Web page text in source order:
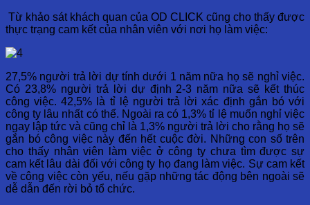
Từ khảo sát khách quan của OD CLICK cũng cho thấy được
thực trạng cam kết của nhân viên với nơi họ làm việc:
27,5% người trả lời dự tính dưới 1 năm nữa họ sẽ nghỉ việc.
Có 23,8% người trả lời dự định 2-3 năm nữa sẽ kết thúc
công việc. 42,5% là tỉ lệ người trả lời xác định gắn bó với
công ty lâu nhất có thể. Ngoài ra có 1,3% tỉ lệ muốn nghỉ việc
ngay lập tức và cũng chỉ là 1,3% người trả lời cho rằng họ sẽ
gắn bó công việc này đến hết cuộc đời. Những con số trên
cho thấy nhân viên làm việc ở công ty chưa tìm được sự
cam kết lâu dài đối với công ty họ đang làm việc. Sự cam kết
về công việc còn yếu, nếu gặp những tác động bên ngoài sẽ
dễ dẫn đến rời bỏ tổ chức.